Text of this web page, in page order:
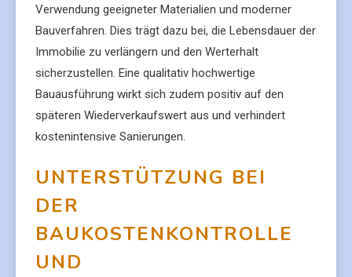
Verwendung geeigneter Materialien und moderner
Bauverfahren. Dies trägt dazu bei, die Lebensdauer der
Immobilie zu verlängern und den Werterhalt
sicherzustellen. Eine qualitativ hochwertige
Bauausführung wirkt sich zudem positiv auf den
späteren Wiederverkaufswert aus und verhindert
kostenintensive Sanierungen.
UNTERSTÜTZUNG BEI
DER
BAUKOSTENKONTROLLE
UND